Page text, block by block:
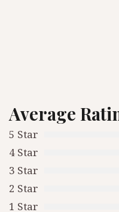
ゲ
ー
シ
ョ
ン
Average
5 Star
4 Star
3 Star
2 Star
1 Star